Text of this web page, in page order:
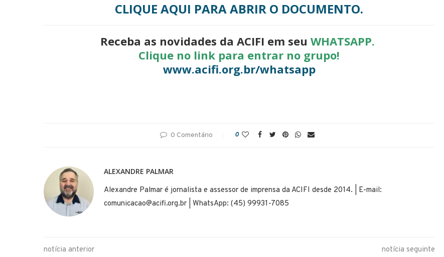
CLIQUE AQUI PARA ABRIR O DOCUMENTO.
Receba as novidades da ACIFI em seuWHATSAPP.
Clique no link para entrar no grupo!
www.acifi.org.br/whatsapp
0 Comentário 0
ALEXANDRE PALMAR
Alexandre Palmar é jornalista e assessor de imprensa da ACIFI desde 2014. | E-mail:
comunicacao@acifi.org.br | WhatsApp: (45) 99931-7085
notícia anterior
notícia seguinte